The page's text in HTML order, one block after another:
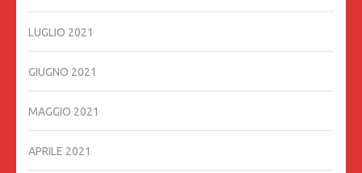
LUGLIO 2021
GIUGNO 2021
MAGGIO 2021
APRILE 2021